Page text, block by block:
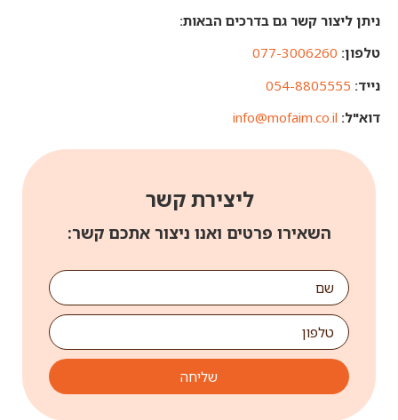
ניתן ליצור קשר גם בדרכים הבאות:
טלפון: 077-3006260
נייד: 054-8805555
דוא"ל: info@mofaim.co.il
ליצירת קשר
השאירו פרטים ואנו ניצור אתכם קשר:
שליחה